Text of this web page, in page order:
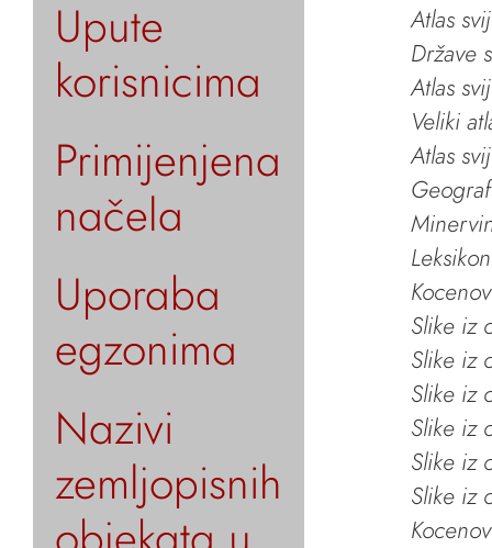
Upute
korisnicima
Primijenjena
načela
Uporaba
egzonima
Nazivi
zemljopisnih
Atlas
Države
Atlas
Veliki
Atlas
Slike iz
Slike iz
Slike iz
Slike iz
Slike iz
Slike iz